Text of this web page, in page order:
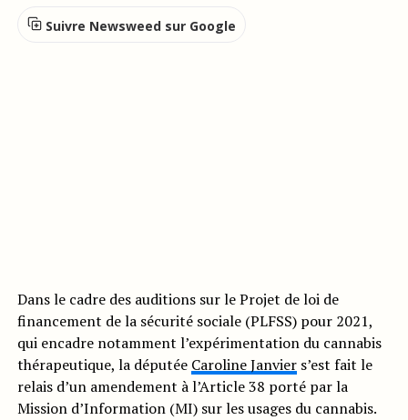
Suivre Newsweed sur Google
Dans le cadre des auditions sur le Projet de loi de
financement de la sécurité sociale (PLFSS) pour 2021,
qui encadre notamment l’expérimentation du cannabis
thérapeutique, la députée Caroline Janviers’est fait le
relais d’un amendement à l’Article 38 porté par la
Mission d’Information (MI) sur les usages du cannabis.